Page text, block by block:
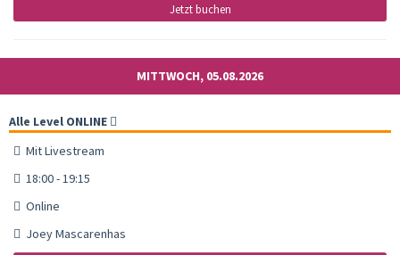
Jetzt buchen
MITTWOCH, 05.08.2026
Alle Level ONLINE
Mit Livestream
18:00 - 19:15
Online
Joey Mascarenhas